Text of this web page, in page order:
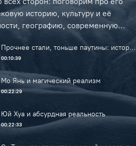
историю, культуру и её
географию, современную
и секреты производства шёлка и
Прочнее стали, тоньше паутины: история
шелка
00:10:39
Мо Янь и магический реализм
00:22:29
Юй Хуа и абсурдная реальность
00:22:33